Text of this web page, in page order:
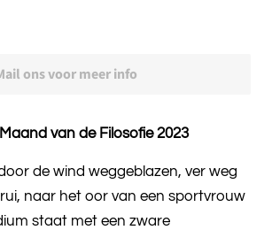
ons voor meer info
van de Filosofie 2023
de wind weggeblazen, ver weg
naar het oor van een sportvrouw
staat met een zware